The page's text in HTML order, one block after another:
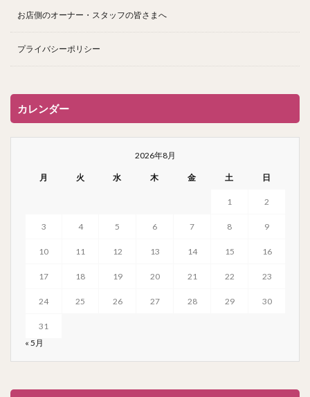
お店側のオーナー・スタッフの皆さまへ
プライバシーポリシー
カレンダー
2026年8月
月 火 水 木 金 土 日
1 2
3 4 5 6 7 8 9
10 11 12 13 14 15 16
17 18 19 20 21 22 23
24 25 26 27 28 29 30
31
« 5月